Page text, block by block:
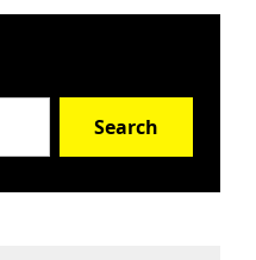
Search